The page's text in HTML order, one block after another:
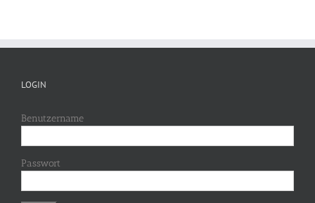
LOGIN
Benutzername
Passwort